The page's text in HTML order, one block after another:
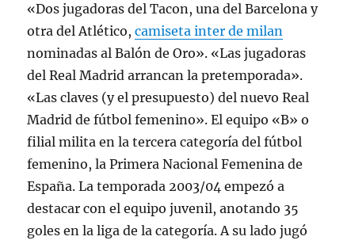
«Dos jugadoras del Tacon, una del Barcelona y
otra del Atlético,camiseta inter de milan
nominadas al Balón de Oro». «Las jugadoras
del Real Madrid arrancan la pretemporada».
«Las claves (y el presupuesto) del nuevo Real
Madrid de fútbol femenino». El equipo «B» o
filial milita en la tercera categoría del fútbol
femenino, la Primera Nacional Femenina de
España. La temporada 2003/04 empezó a
destacar con el equipo juvenil, anotando 35
goles en la liga de la categoría. A su lado jugó